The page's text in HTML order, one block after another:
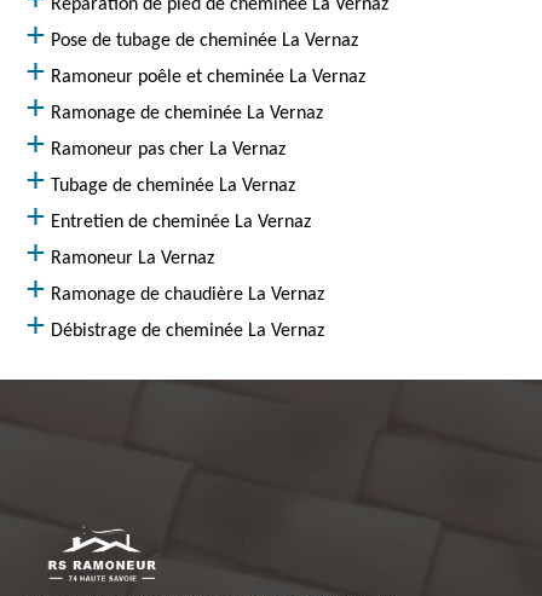
Réparation de pied de cheminée La Vernaz
Pose de tubage de cheminée La Vernaz
Ramoneur poêle et cheminée La Vernaz
Ramonage de cheminée La Vernaz
Ramoneur pas cher La Vernaz
Tubage de cheminée La Vernaz
Entretien de cheminée La Vernaz
Ramoneur La Vernaz
Ramonage de chaudière La Vernaz
Débistrage de cheminée La Vernaz